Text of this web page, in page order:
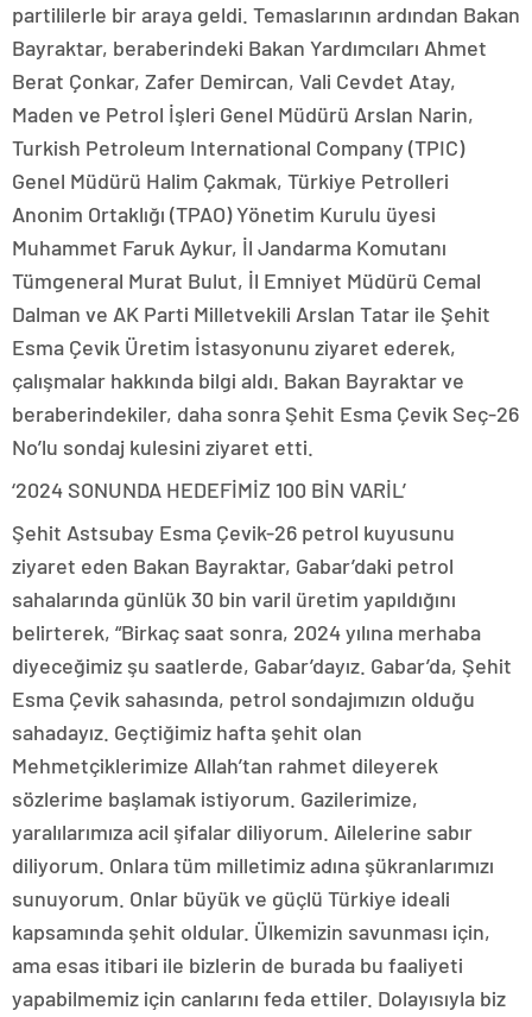
partililerle bir araya geldi. Temaslarının ardından Bakan
Bayraktar, beraberindeki Bakan Yardımcıları Ahmet
Berat Çonkar, Zafer Demircan, Vali Cevdet Atay,
Maden ve Petrol İşleri Genel Müdürü Arslan Narin,
Turkish Petroleum International Company (TPIC)
Genel Müdürü Halim Çakmak, Türkiye Petrolleri
Anonim Ortaklığı (TPAO) Yönetim Kurulu üyesi
Muhammet Faruk Aykur, İl Jandarma Komutanı
Tümgeneral Murat Bulut, İl Emniyet Müdürü Cemal
Dalman ve AK Parti Milletvekili Arslan Tatar ile Şehit
Esma Çevik Üretim İstasyonunu ziyaret ederek,
çalışmalar hakkında bilgi aldı. Bakan Bayraktar ve
beraberindekiler, daha sonra Şehit Esma Çevik Seç-26
No’lu sondaj kulesini ziyaret etti.
‘2024 SONUNDA HEDEFİMİZ 100 BİN VARİL’
Şehit Astsubay Esma Çevik-26 petrol kuyusunu
ziyaret eden Bakan Bayraktar, Gabar’daki petrol
sahalarında günlük 30 bin varil üretim yapıldığını
belirterek, “Birkaç saat sonra, 2024 yılına merhaba
diyeceğimiz şu saatlerde, Gabar’dayız. Gabar’da, Şehit
Esma Çevik sahasında, petrol sondajımızın olduğu
sahadayız. Geçtiğimiz hafta şehit olan
Mehmetçiklerimize Allah’tan rahmet dileyerek
sözlerime başlamak istiyorum. Gazilerimize,
yaralılarımıza acil şifalar diliyorum. Ailelerine sabır
diliyorum. Onlara tüm milletimiz adına şükranlarımızı
sunuyorum. Onlar büyük ve güçlü Türkiye ideali
kapsamında şehit oldular. Ülkemizin savunması için,
ama esas itibari ile bizlerin de burada bu faaliyeti
yapabilmemiz için canlarını feda ettiler. Dolayısıyla biz